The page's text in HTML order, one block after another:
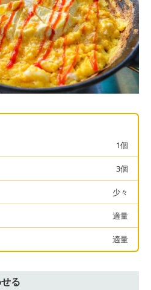
1個
3個
少々
適量
適量
る